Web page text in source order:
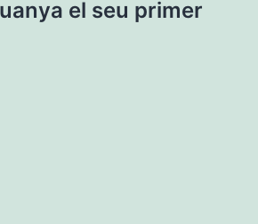
el seu primer